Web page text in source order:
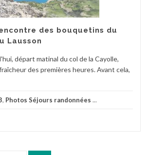
des bouquetins du
Lausson
départ matinal du col de la Cayolle,
des premières heures. Avant cela,
, Photos Séjours randonnées ...